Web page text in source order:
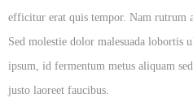
efficitur erat quis tempor. Nam rutrum
Sed molestie dolor malesuada lobortis
ipsum, id fermentum metus aliquam
justo laoreet faucibus.